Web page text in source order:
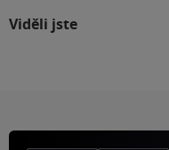
Viděli jste